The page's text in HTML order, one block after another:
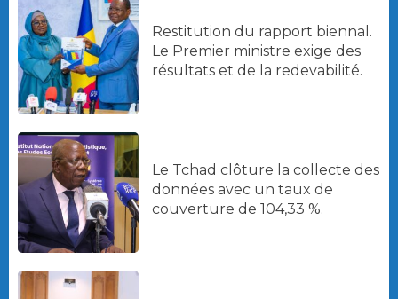
Restitution du rapport biennal.
Le Premier ministre exige des
résultats et de la redevabilité.
Le Tchad clôture la collecte des
données avec un taux de
couverture de 104,33 %.